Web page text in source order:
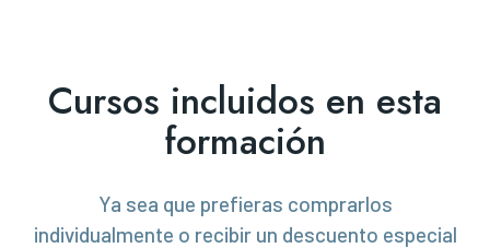
Cursos incluidos en esta
formación
Ya sea que prefieras comprarlos
individualmente o recibir un descuento especial